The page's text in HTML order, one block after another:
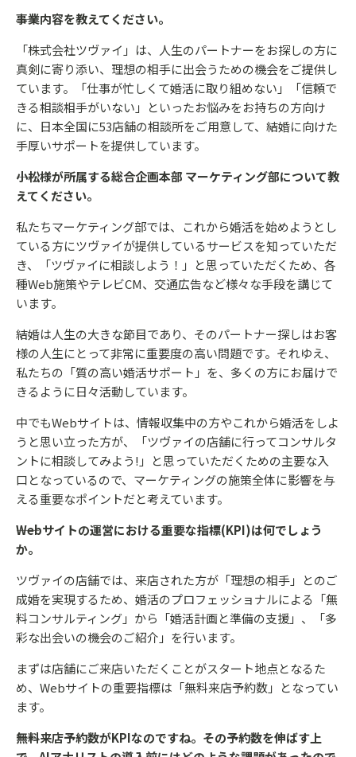
――事業内容を教えてください。
「株式会社ツヴァイ」は、人生のパートナーをお探しの方に
真剣に寄り添い、理想の相手に出会うための機会をご提供し
ています。「仕事が忙しくて婚活に取り組めない」「信頼で
きる相談相手がいない」といったお悩みをお持ちの方向け
に、日本全国に53店舗の相談所をご用意して、結婚に向けた
手厚いサポートを提供しています。
――小松様が所属する総合企画本部 マーケティング部について教
えてください。
私たちマーケティング部では、これから婚活を始めようとし
ている方にツヴァイが提供しているサービスを知っていただ
き、「ツヴァイに相談しよう！」と思っていただくため、各
種Web施策やテレビCM、交通広告など様々な手段を講じて
います。
結婚は人生の大きな節目であり、そのパートナー探しはお客
様の人生にとって非常に重要度の高い問題です。それゆえ、
私たちの「質の高い婚活サポート」を、多くの方にお届けで
きるように日々活動しています。
中でもWebサイトは、情報収集中の方やこれから婚活をしよ
うと思い立った方が、「ツヴァイの店舗に行ってコンサルタ
ントに相談してみよう!」と思っていただくための主要な入
口となっているので、マーケティングの施策全体に影響を与
える重要なポイントだと考えています。
――Webサイトの運営における重要な指標(KPI)は何でしょう
か。
ツヴァイの店舗では、来店された方が「理想の相手」とのご
成婚を実現するため、婚活のプロフェッショナルによる「無
料コンサルティング」から「婚活計画と準備の支援」、「多
彩な出会いの機会のご紹介」を行います。
まずは店舗にご来店いただくことがスタート地点となるた
め、Webサイトの重要指標は「無料来店予約数」となってい
ます。
――無料来店予約数がKPIなのですね。その予約数を伸ばす上